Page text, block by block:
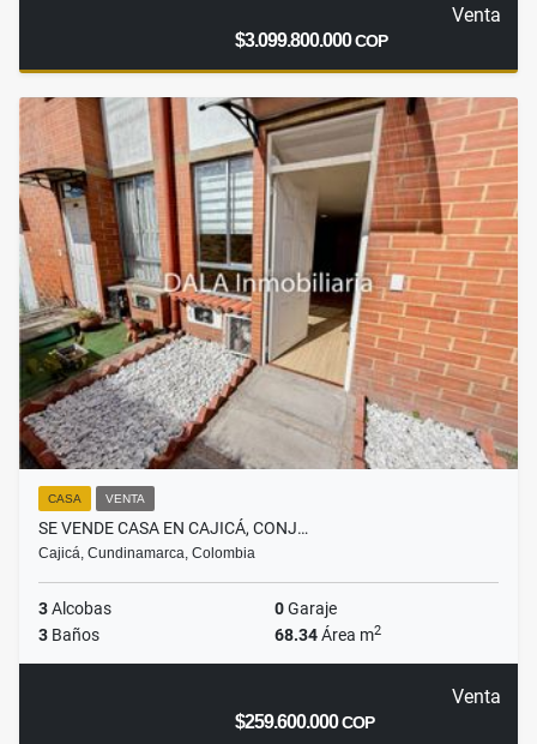
Venta
$3.099.800.000COP
CASA VENTA
SE VENDE CASA EN CAJICÁ, CONJ…
Cajicá, Cundinamarca, Colombia
3Alcobas 0Garaje
3 Baños 68.34Área m2
Venta
$259.600.000COP